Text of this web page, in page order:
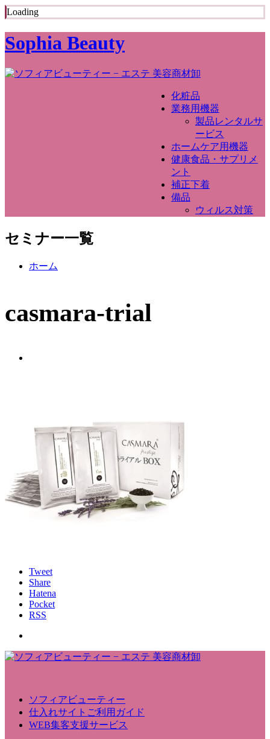
Loading
Sophia Beauty
化粧品
業務用機器
製品レンタルサ
ービス
ホームケア用機器
健康食品・サプリメ
ント
補正下着
備品
ウィルス対策
セミナー一覧
ホーム
casmara-trial
Tweet
Share
Hatena
Pocket
RSS
ソフィアビューティー
仕入れサイトご利用ガイド
WEB集客支援サービス